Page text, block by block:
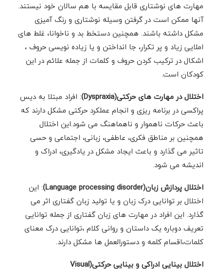
مهارت های نوشتاری قابل مقایسه با هم سالان خود نیستند.
آنها ممکن است در گرفتن وسیله نوشتاری و رنگ آمیزی
مشکل داشته باشند. همچنین دستخط بد و ناخوانا، غلط های
املایی زیاد و پر تکرار، جا انداختن و یا زیاده نویسی حروف ،
اشکال در ترکیب کردن حروف و کلمات از جمله علائم در این
کودکان است.
اختلال در مهارت های حرکتی(Dyspraxia)
: افراد مبتلا به دیس
پراکسی در برنامه ریزی و انجام عملکرد حرکتی مشکل دارند که
باعث حرکات ناهموار و ناهماهنگ می شود.این اختلال
همچنین بر مناطق فکری، عاطفی، زبانی، اجتماعی و حسی
تاثیر می گذارد و باعث ایجاد مشکل در یادگیری، ادراک و
اندیشه می شود.
اختلال پردازش زبان(Language processing disorder
): این
اختلال بر توانایی درک زبان و یا تولید زبان گفتاری اثر می
گذارد. این افراد در مهارت های زبان گفتاری از جمله توانایی
تعریف دوباره یک داستان و روانی کلام ،توانایی درک معنای
کلمات،اقسام کلمه و دستورالعمل ها مشکل دارند.
اختلال بینایی ادراکی و بینایی حرکتی(Visual